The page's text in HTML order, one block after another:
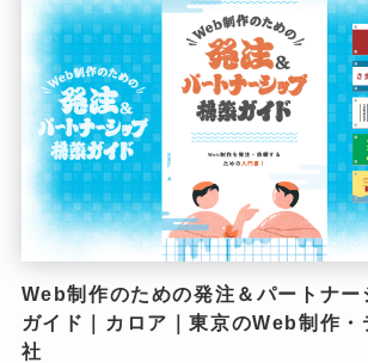
Web制作のための発注＆パートナー
ガイド｜カロア｜東京のWeb制作・
社